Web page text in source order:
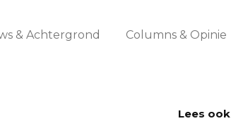
& Achtergrond Columns & Opinie
Lees ook